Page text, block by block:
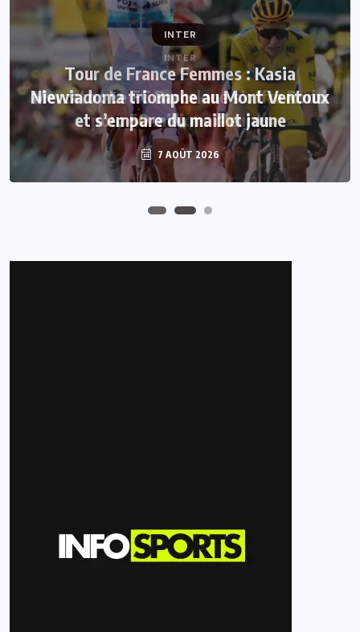
INTER
Tour de France Femmes : Kasia
Niewiadoma triomphe au Mont Ventoux
et s’empare du maillot jaune
7 AOÛT 2026
INTER
Mercato : Le FC Barcelone s’offre Rodri
pour 50 millions d’euros
7 AOÛT 2026